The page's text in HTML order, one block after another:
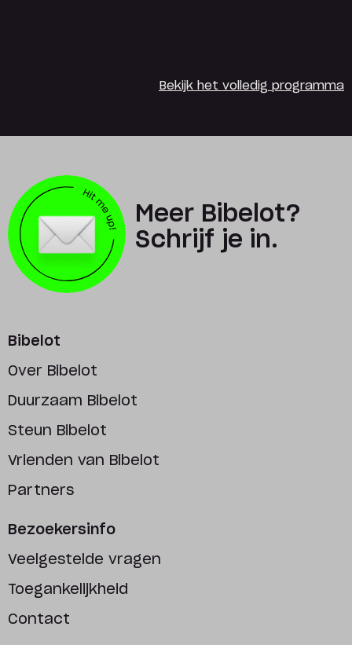
Bekijk het volledig programma
Meer Bibelot?
Schrijf je in.
Bibelot
Over Bibelot
Duurzaam Bibelot
Steun Bibelot
Vrienden van Bibelot
Partners
Bezoekersinfo
Veelgestelde vragen
Toegankelijkheid
Contact